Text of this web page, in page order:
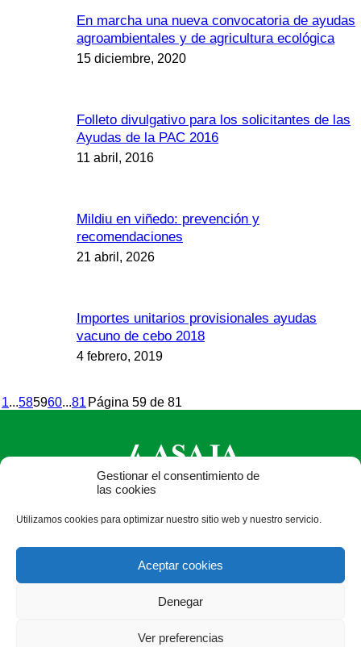
Gestionar el consentimiento de
las cookies
Utilizamos cookies para optimizar nuestro sitio web y nuestro servicio.
Aceptar cookies
Denegar
Ver preferencias
En marcha una nueva convocatoria de ayudas
agroambientales y de agricultura ecológica
15 diciembre, 2020
Folleto divulgativo para los solicitantes de las
Ayudas de la PAC 2016
11 abril, 2016
Mildiu en viñedo: prevención y
recomendaciones
21 abril, 2026
Importes unitarios provisionales ayudas
vacuno de cebo 2018
4 febrero, 2019
1...585960...81 Página 59 de 81
Valladolid - España · Tel.: +34 983 472 350 ·
info@asajacyl.com